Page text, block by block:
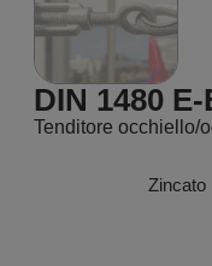
DIN 1480 E-
Tenditore occhiello/
Zincato